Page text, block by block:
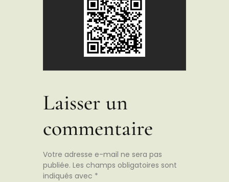
Laisser un
commentaire
Votre adresse e-mail ne sera pas
publiée. Les champs obligatoires sont
indiqués avec *